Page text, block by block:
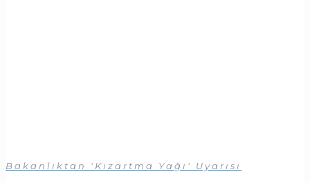
Bakanlıktan 'Kızartma Yağı' Uyarısı